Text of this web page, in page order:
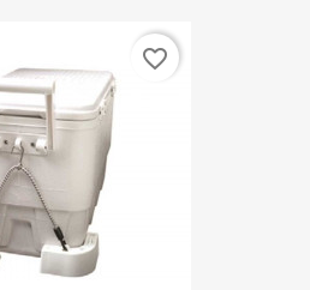
favorite_border